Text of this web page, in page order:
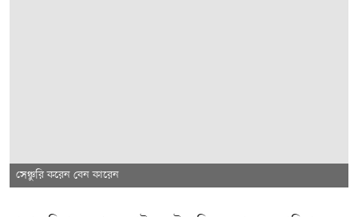
সেঞ্চুরি করেন বেন কারেন